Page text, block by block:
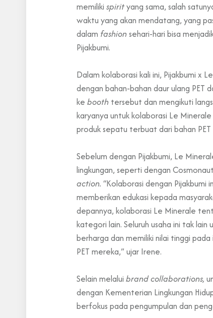
memiliki spirityang sama, salah
waktu yang akan mendatang, yang
dalam fashion sehari-hari bisa
Pijakbumi.
Dalam kolaborasi kali ini, Pijakbumi x
dengan bahan-bahan daur ulang PET
ke booth tersebut dan mengikuti
karyanya untuk kolaborasi Le
produk sepatu terbuat dari bahan PET
Sebelum dengan Pijakbumi, Le
lingkungan, seperti dengan
action. “Kolaborasi dengan Pijakbumi
memberikan edukasi kepada
depannya, kolaborasi Le Minerale
kategori lain. Seluruh usaha ini tak
berharga dan memiliki nilai tinggi
PET mereka,” ujar Irene.
Selain melalui brand collaborations,
dengan Kementerian Lingkungan
berfokus pada pengumpulan dan